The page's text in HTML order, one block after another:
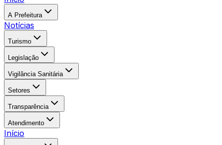
A Prefeitura
Notícias
Turismo
Legislação
Vigilância Sanitária
Setores
Transparência
Atendimento
Início